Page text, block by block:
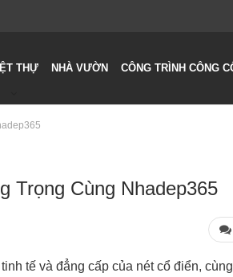
THỰ NHÀ VƯỜN CÔNG TRÌNH CÔNG
Trọng Cùng Nhadep365
tế và đẳng cấp của nét cổ điển, cùng